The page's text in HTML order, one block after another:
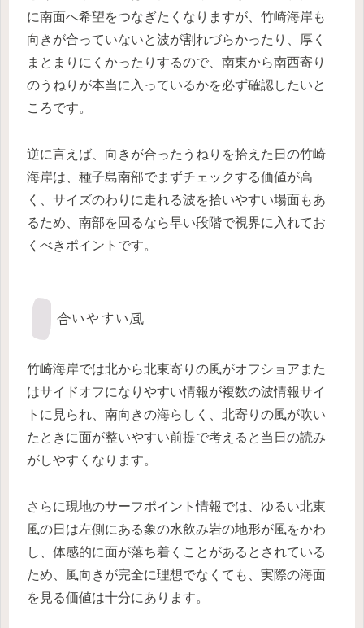
に南面へ希望をつなぎたくなりますが、竹崎海岸も
向きが合っていないと波が割れづらかったり、厚く
まとまりにくかったりするので、南東から南西寄り
のうねりが本当に入っているかを必ず確認したいと
ころです。
逆に言えば、向きが合ったうねりを拾えた日の竹崎
海岸は、種子島南部でまずチェックする価値が高
く、サイズのわりに走れる波を拾いやすい場面もあ
るため、南部を回るなら早い段階で視界に入れてお
くべきポイントです。
合いやすい風
竹崎海岸では北から北東寄りの風がオフショアまた
はサイドオフになりやすい情報が複数の波情報サイ
トに見られ、南向きの海らしく、北寄りの風が吹い
たときに面が整いやすい前提で考えると当日の読み
がしやすくなります。
さらに現地のサーフポイント情報では、ゆるい北東
風の日は左側にある象の水飲み岩の地形が風をかわ
し、体感的に面が落ち着くことがあるとされている
ため、風向きが完全に理想でなくても、実際の海面
を見る価値は十分にあります。